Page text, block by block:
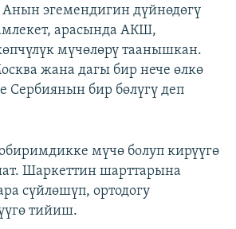
эгемендигин дүйнөдөгү
арасында АКШ,
мүчөлөрү таанышкан.
жана дагы бир нече өлкө
Сербиянын бир бөлүгү деп
мүчө болуп кирүүгө
Шаркеттин шарттарына
сүйлөшүп, ортодогу
тийиш.